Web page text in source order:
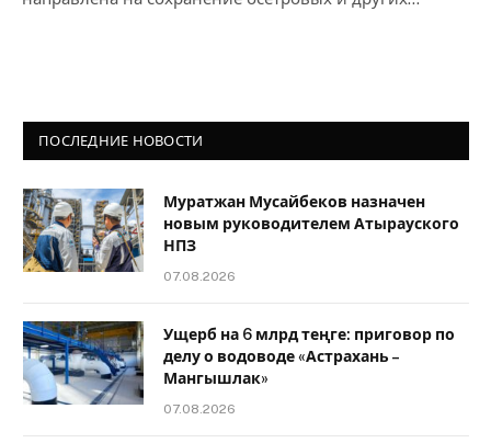
ПОСЛЕДНИЕ НОВОСТИ
Муратжан Мусайбеков назначен
новым руководителем Атырауского
НПЗ
07.08.2026
Ущерб на 6 млрд теңге: приговор по
делу о водоводе «Астрахань –
Мангышлак»
07.08.2026